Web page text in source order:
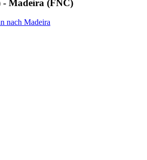
- Madeira (FNC)
nach Madeira